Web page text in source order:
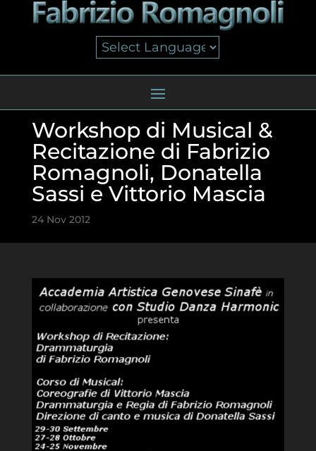
Workshop di Musical &
Recitazione di Fabrizio
Romagnoli, Donatella
Sassi e Vittorio Mascia
24 Nov 2012